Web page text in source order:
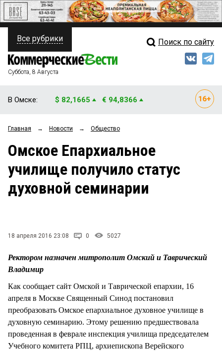
ПОЛИТИКА
ФИНАНСЫ
ОБЩЕСТВО
ЗАКОН
НОВОСТИ КОМПАНИЙ
Свежий выпуск
Рейтинги
Блоги
Архив
Все рубрики Поиск по сайту
Суббота, 8 Августа
В Омске: $ 82,1665 € 94,8366
Главная → Новости → Общество
Омское Епархиальное
училище получило статус
духовной семинарии
18 апреля 2016 23:08 0 5027
Ректором назначен митрополит Омский и Таврический
Владимир
Как сообщает сайт Омской и Таврической епархии, 16
апреля в Москве Священный Синод постановил
преобразовать Омское епархиальное духовное училище в
духовную семинарию. Этому решению предшествовала
проведенная в феврале инспекция училища председателем
Учебного комитета РПЦ, архиепископа Верейского